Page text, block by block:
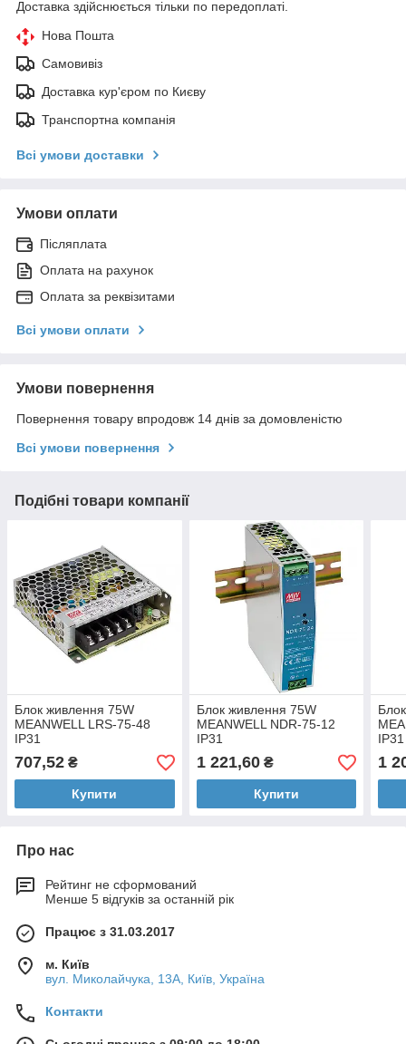
Доставка здійснюється тільки по передоплаті.
Нова Пошта
Самовивіз
Доставка кур'єром по Києву
Транспортна компанія
Всі умови доставки
Умови оплати
Післяплата
Оплата на рахунок
Оплата за реквізитами
Всі умови оплати
Умови повернення
Повернення товару впродовж 14 днів за домовленістю
Всі умови повернення
Подібні товари компанії
Блок живлення 75W
MEANWELL LRS-75-48
IP31
707,52 ₴
Купити
Блок живлення 75W
MEANWELL NDR-75-12
IP31
1 221,60₴
Купити
IP31
1
Про нас
Рейтинг не сформований
Менше 5 відгуків за останній рік
Працює з 31.03.2017
м. Київ
вул. Миколайчука, 13А, Київ, Україна
Контакти